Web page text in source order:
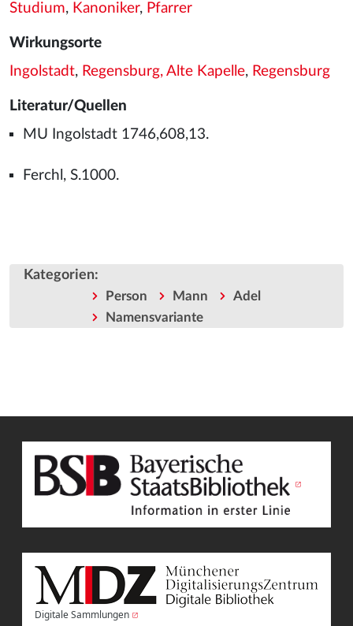
Studium, Kanoniker, Pfarrer
Wirkungsorte
Ingolstadt, Regensburg, Alte Kapelle, Regensburg
Literatur/Quellen
MU Ingolstadt 1746,608,13.
Ferchl, S.1000.
Kategorien:
Person Mann
Adel
Namensvariante
Digitale Sammlungen